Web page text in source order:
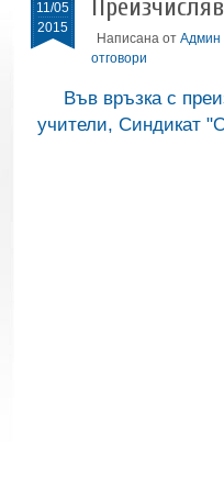
11/05
2015
Написана от Админ
отговори
Във връзка с
учители, Синдикат